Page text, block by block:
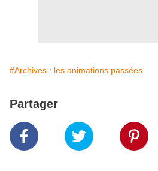
#Archives : les animations passées
Partager